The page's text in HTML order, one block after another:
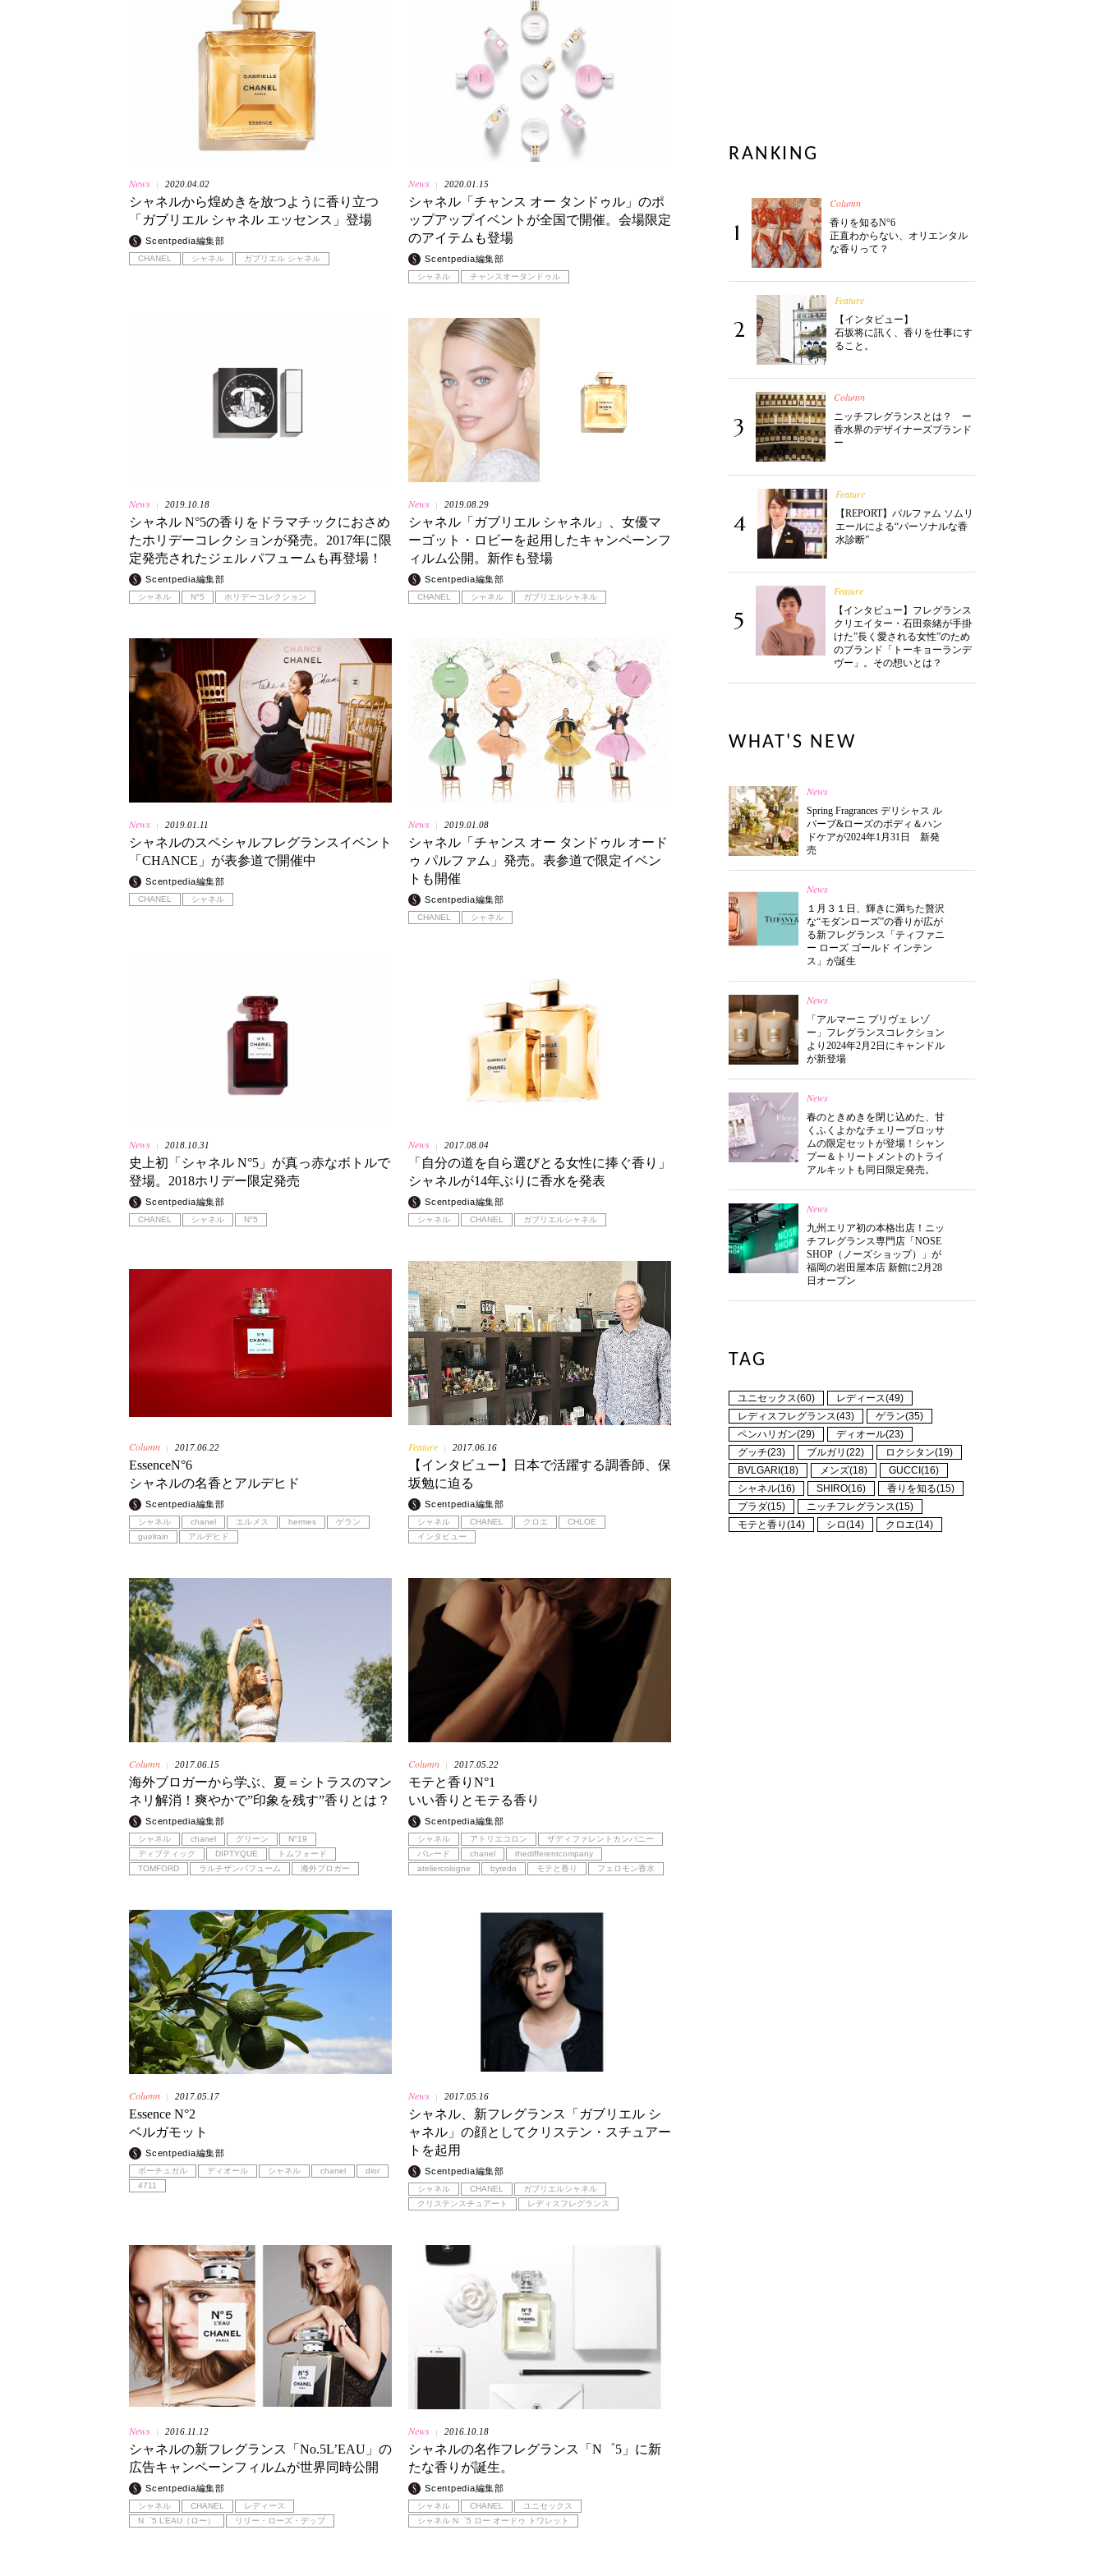
News 2020.04.02
シャネルから煌めきを放つように香り立つ
「ガブリエル シャネル エッセンス」登場
Scentpedia編集部
CHANEL シャネル ガブリエル シャネル
News 2020.01.15
シャネル「チャンス オー タンドゥル」のポ
ップアップイベントが全国で開催。会場限定
のアイテムも登場
Scentpedia編集部
シャネル チャンスオータンドゥル
News 2019.10.18
シャネル N°5の香りをドラマチックにおさめ
たホリデーコレクションが発売。2017年に限
定発売されたジェル パフュームも再登場！
Scentpedia編集部
シャネル N°5 ホリデーコレクション
News 2019.08.29
シャネル「ガブリエル シャネル」、女優マ
ーゴット・ロビーを起用したキャンペーンフ
ィルム公開。新作も登場
Scentpedia編集部
CHANEL シャネル ガブリエルシャネル
News 2019.01.11
シャネルのスペシャルフレグランスイベント
「CHANCE」が表参道で開催中
Scentpedia編集部
CHANEL シャネル
News 2019.01.08
シャネル「チャンス オー タンドゥル オード
ゥ パルファム」発売。表参道で限定イベン
トも開催
Scentpedia編集部
CHANEL シャネル
News 2018.10.31
史上初「シャネル N°5」が真っ赤なボトルで
登場。2018ホリデー限定発売
Scentpedia編集部
CHANEL シャネル N°5
News 2017.08.04
「自分の道を自ら選びとる女性に捧ぐ香り」
シャネルが14年ぶりに香水を発表
Scentpedia編集部
シャネル CHANEL ガブリエルシャネル
Column 2017.06.22
EssenceN°6
シャネルの名香とアルデヒド
Scentpedia編集部
シャネル chanel エルメス hermes
ゲラン
guelrain
アルデヒド
Feature 2017.06.16
【インタビュー】日本で活躍する調香師、保
坂勉に迫る
Scentpedia編集部
シャネル CHANEL クロエ
CHLOE
インタビュー
Column 2017.06.15
海外ブロガーから学ぶ、夏＝シトラスのマン
ネリ解消！爽やかで”印象を残す”香りとは？
Scentpedia編集部
シャネル chanel グリーン
N°19
ディプティック
DIPTYQUE
トムフォード
TOMFORD
ラルチザンパフューム 海外ブロガー
Column 2017.05.22
モテと香りN°1
いい香りとモテる香り
Scentpedia編集部
シャネル アトリエコロン
ザディファレントカンパニー
バレード
chanel
thedifferentcompany
ateliercologne
byredo モテと香り フェロモン香水
Column 2017.05.17
Essence N°2
ベルガモット
Scentpedia編集部
ポーチュガル ディオール シャネル chanel
dior
4711
News 2017.05.16
シャネル、新フレグランス「ガブリエル シ
ャネル」の顔としてクリステン・スチュアー
トを起用
Scentpedia編集部
シャネル CHANEL
ガブリエルシャネル
クリステンスチュアート
レディスフレグランス
News 2016.11.12
シャネルの新フレグランス「No.5L’EAU」の
広告キャンペーンフィルムが世界同時公開
Scentpedia編集部
シャネル CHANEL
レディース
N゜5 L’EAU（ロー）
リリー・ローズ・デップ
News 2016.10.18
シャネルの名作フレグランス「N゜5」に新
たな香りが誕生。
Scentpedia編集部
シャネル CHANEL
ユニセックス
シャネル N゜5 ロー オードゥ トワレット
RANKING
1
Column
香りを知るN°6
正直わからない、オリエンタル
な香りって？
2
Feature
【インタビュー】
石坂将に訊く、香りを仕事にす
ること。
3
Column
ニッチフレグランスとは？ ー
香水界のデザイナーズブランド
ー
4
Feature
【REPORT】パルファム ソムリ
エールによる“パーソナルな香
水診断”
5
Feature
【インタビュー】フレグランス
クリエイター・石田奈緒が手掛
けた”長く愛される女性”のため
のブランド「トーキョーランデ
ヴー」。その想いとは？
WHAT'S NEW
News
Spring Fragrances デリシャス ル
バーブ&ローズのボディ＆ハン
ドケアが2024年1月31日 新発
売
News
１月３１日、輝きに満ちた贅沢
な“モダンローズ”の香りが広が
る新フレグランス「ティファニ
ー ローズ ゴールド インテン
ス」が誕生
News
「アルマーニ プリヴェ レゾ
ー」フレグランスコレクション
より2024年2月2日にキャンドル
が新登場
News
春のときめきを閉じ込めた、甘
くふくよかなチェリーブロッサ
ムの限定セットが登場！シャン
プー＆トリートメントのトライ
アルキットも同日限定発売。
News
九州エリア初の本格出店！ニッ
チフレグランス専門店「NOSE
SHOP（ノーズショップ）」が
福岡の岩田屋本店 新館に2月28
日オープン
TAG
ユニセックス(60)
レディース(49)
レディスフレグランス(43)
ゲラン(35)
ペンハリガン(29)
ディオール(23)
グッチ(23)
ブルガリ(22)
ロクシタン(19)
BVLGARI(18)
メンズ(18)
GUCCI(16)
シャネル(16)
SHIRO(16)
香りを知る(15)
プラダ(15)
ニッチフレグランス(15)
モテと香り(14)
シロ(14) クロエ(14)